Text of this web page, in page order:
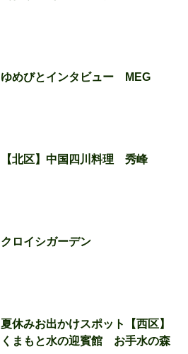
ゆめびとインタビュー MEG
【北区】中国四川料理 秀峰
クロイシガーデン
夏休みお出かけスポット【西区】
くまもと水の迎賓館 お手水の森